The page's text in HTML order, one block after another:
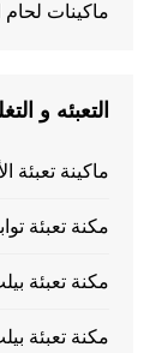
ماكينات لحام
التعبئه و
ماكينة تعبئة
مكنة تعبئة
مكنة تعبئة
مكنة تعبئة